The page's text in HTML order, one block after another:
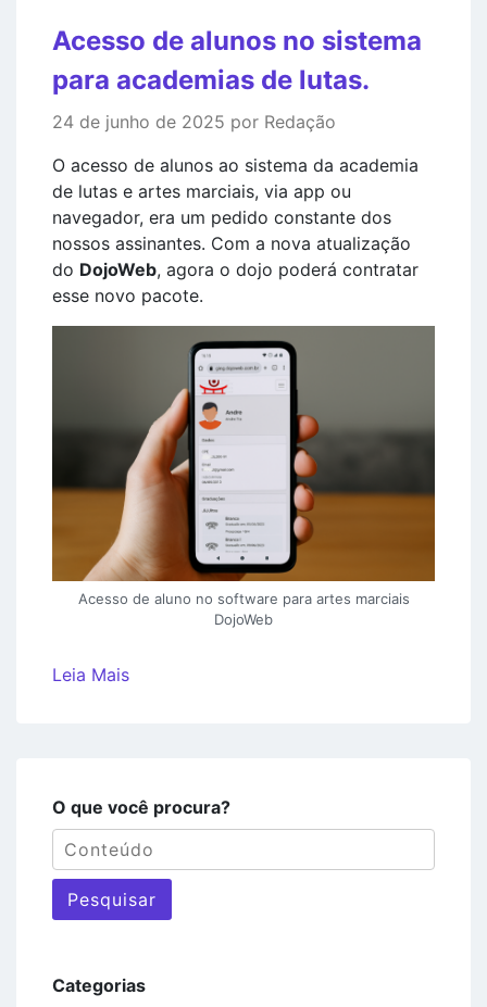
Acesso de alunos no sistema
para academias de lutas.
24 de junho de 2025 por Redação
O acesso de alunos ao sistema da academia
de lutas e artes marciais, via app ou
navegador, era um pedido constante dos
nossos assinantes. Com a nova atualização
do DojoWeb, agora o dojo poderá contratar
esse novo pacote.
Acesso de aluno no software para artes marciais
DojoWeb
Leia Mais
O que você procura?
Pesquisar
Categorias